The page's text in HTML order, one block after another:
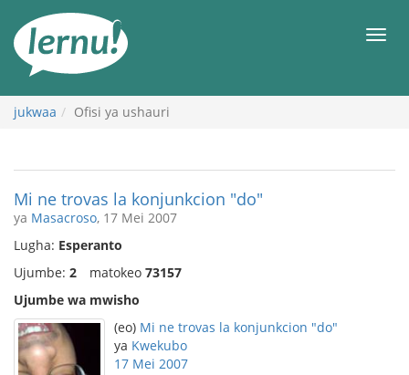
maudhui
jukwaa Ofisi ya ushauri
Mi ne trovas la konjunkcion "do"
ya Masacroso, 17 Mei 2007
Lugha: Esperanto
Ujumbe: 2 matokeo 73157
Ujumbe wa mwisho
(eo) Mi ne trovas la konjunkcion "do"
ya Kwekubo
17 Mei 2007